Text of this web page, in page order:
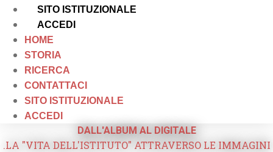
SITO ISTITUZIONALE
ACCEDI
HOME
STORIA
RICERCA
CONTATTACI
SITO ISTITUZIONALE
ACCEDI
DALL'ALBUM AL DIGITALE
.LA "VITA DELL'ISTITUTO" ATTRAVERSO LE IMMAGINI